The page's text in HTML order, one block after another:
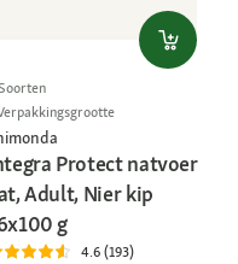
Protect natvoer
Adult, Nier kip
g
4.6 (193)